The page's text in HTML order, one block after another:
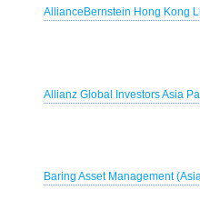
AllianceBernstein Hong Kong
Allianz Global Investors Asia
Baring Asset Management